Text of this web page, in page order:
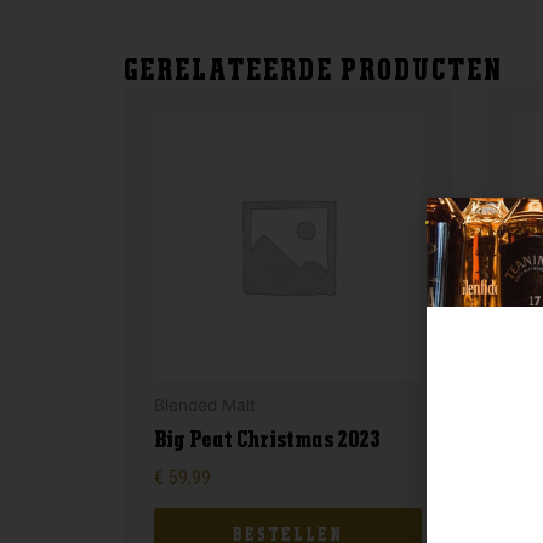
GERELATEERDE PRODUCTEN
Big Peat Christmas 2023
€ 59,99
BESTELLEN